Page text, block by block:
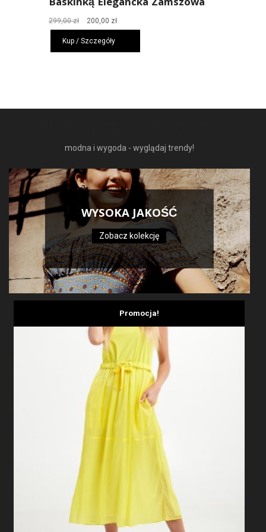
Baskinką Elegancka Zamszowa
299,00zł
Pierwotna
cena
wynosiła:
299,00 zł.
200,00 złAktualna
cena
200,00 zł.
Kup / Szczegóły
modna i wygoda - wyglądaj trendy!
WYSOKA JAKOŚĆ
Zobacz kolekcję
Promocja!